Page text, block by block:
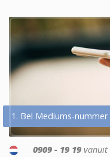
1. Bel Mediums-nummer
0909 - 19 19 vanuit